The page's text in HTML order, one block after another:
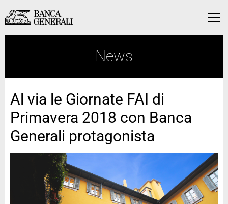
Vai al contenuto principale
Menu
Vai al contenuto principale
News
Al via le Giornate FAI di
Primavera 2018 con Banca
Generali protagonista